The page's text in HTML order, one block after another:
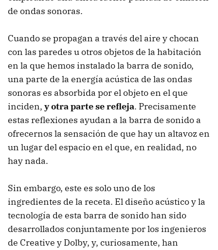
de ondas sonoras.
Cuando se propagan a través del aire y chocan
con las paredes u otros objetos de la habitación
en la que hemos instalado la barra de sonido,
una parte de la energía acústica de las ondas
sonoras es absorbida por el objeto en el que
inciden, y otra parte se refleja. Precisamente
estas reflexiones ayudan a la barra de sonido a
ofrecernos la sensación de que hay un altavoz en
un lugar del espacio en el que, en realidad, no
hay nada.
Sin embargo, este es solo uno de los
ingredientes de la receta. El diseño acústico y la
tecnología de esta barra de sonido han sido
desarrollados conjuntamente por los ingenieros
de Creative y Dolby, y, curiosamente, han